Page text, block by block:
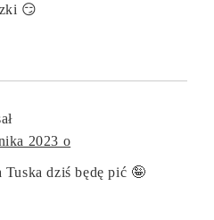
😏
2023 o
Tuska dziś będę pić 🤪